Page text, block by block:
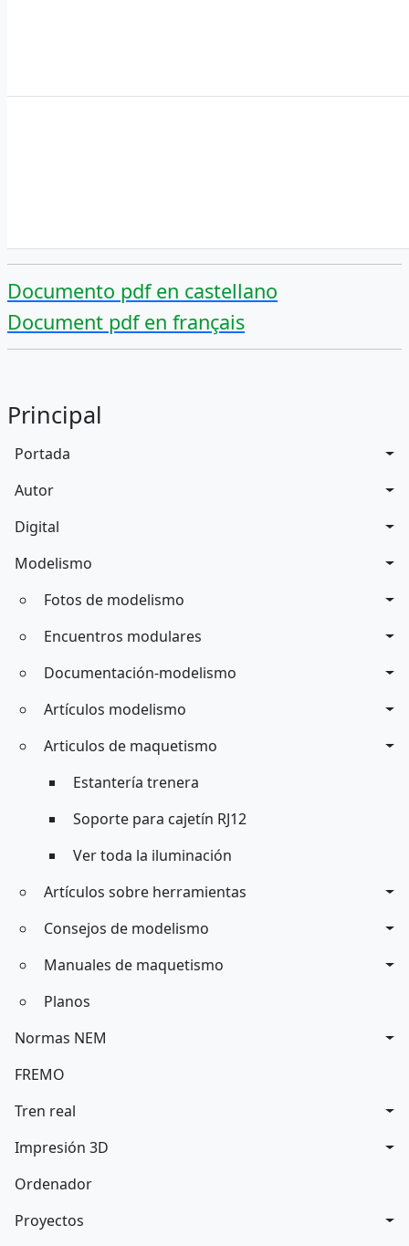
Principal
Portada
Autor
Digital
Modelismo
Fotos de modelismo
Encuentros modulares
Documentación-modelismo
Artículos modelismo
Articulos de maquetismo
Estantería trenera
Soporte para cajetín RJ12
Ver toda la iluminación
Artículos sobre herramientas
Consejos de modelismo
Manuales de maquetismo
Planos
Normas NEM
FREMO
Tren real
Impresión 3D
Ordenador
Proyectos
Documento pdf en castellano
Document pdf en français